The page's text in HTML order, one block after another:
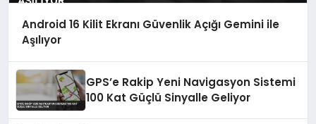
Android 16 Kilit Ekranı Güvenlik Açığı Gemini ile
Aşılıyor
GPS’e Rakip Yeni Navigasyon Sistemi
100 Kat Güçlü Sinyalle Geliyor